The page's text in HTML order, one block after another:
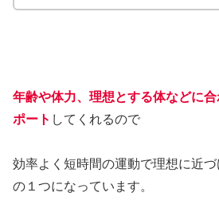
年齢や体力、理想とする体などに
ポート してくれるので
効率よく短時間の運動で理想に近
の１つになっています。